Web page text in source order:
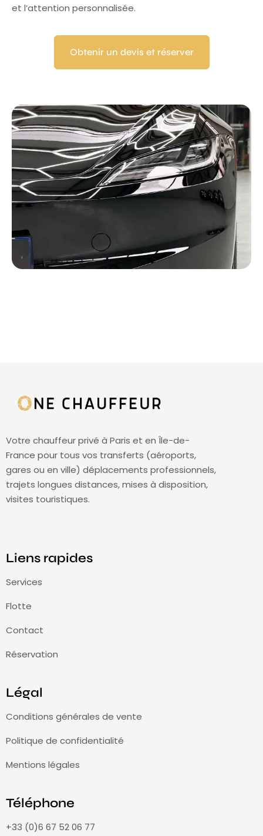
et l’attention personnalisée.
Obtenir un devis et réserver
Votre chauffeur privé à Paris et en Île-de-
France pour tous vos transferts (aéroports,
gares ou en ville) déplacements professionnels,
trajets longues distances, mises à disposition,
visites touristiques.
Liens rapides
Services
Flotte
Contact
Réservation
Légal
Conditions générales de vente
Politique de confidentialité
Mentions légales
Téléphone
+33 (0)6 67 52 06 77